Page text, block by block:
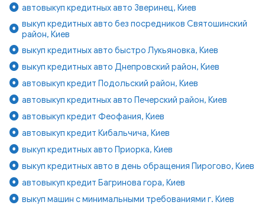
автовыкуп кредитных авто Зверинец, Киев
выкуп кредитных авто без посредников Святошинский
район, Киев
выкуп кредитных авто быстро Лукьяновка, Киев
выкуп кредитных авто Днепровский район, Киев
автовыкуп кредит Подольский район, Киев
автовыкуп кредитных авто Печерский район, Киев
автовыкуп кредит Феофания, Киев
автовыкуп кредит Кибальчича, Киев
выкуп кредитных авто Приорка, Киев
выкуп кредитных авто в день обращения Пирогово, Киев
автовыкуп кредит Багринова гора, Киев
выкуп машин с минимальными требованиями г. Киев